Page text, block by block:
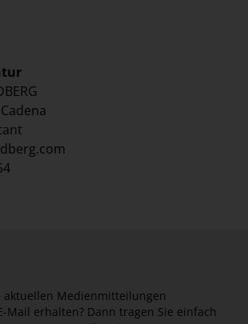
aktuellen Medienmitteilungen
Mail erhalten? Dann tragen Sie einfach